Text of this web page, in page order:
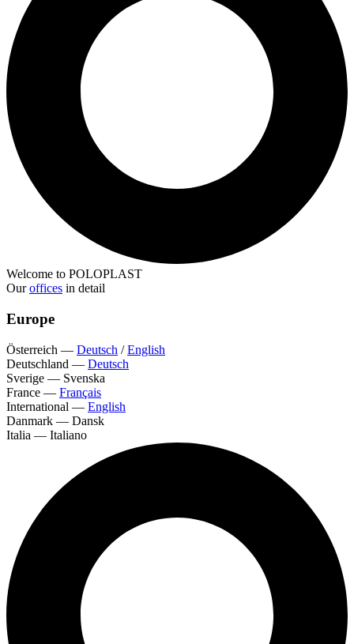
Welcome to POLOPLAST
Ouroffices in detail
Europe
Österreich — Deutsch /English
Deutschland — Deutsch
Sverige — Svenska
France — Français
International — English
Danmark — Dansk
Italia — Italiano